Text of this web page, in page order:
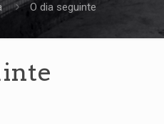
O dia seguinte